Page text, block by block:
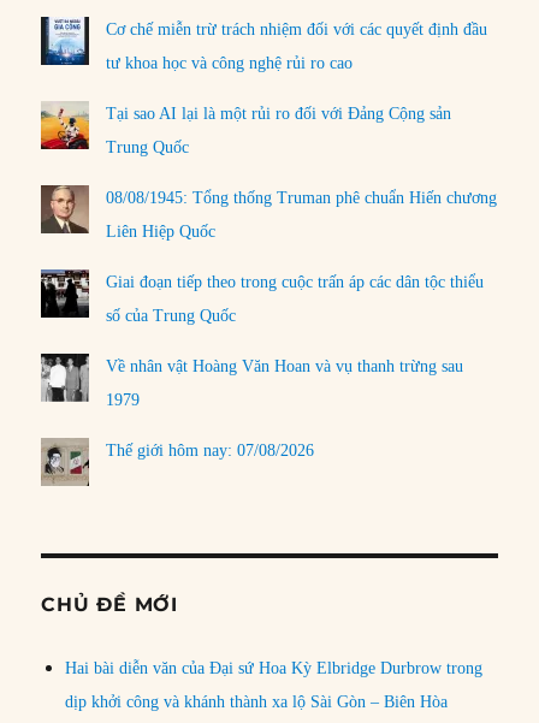
Cơ chế miễn trừ trách nhiệm đối với các quyết định đầu
tư khoa học và công nghệ rủi ro cao
Tại sao AI lại là một rủi ro đối với Đảng Cộng sản
Trung Quốc
08/08/1945: Tổng thống Truman phê chuẩn Hiến chương
Liên Hiệp Quốc
Giai đoạn tiếp theo trong cuộc trấn áp các dân tộc thiểu
số của Trung Quốc
Về nhân vật Hoàng Văn Hoan và vụ thanh trừng sau
1979
Thế giới hôm nay: 07/08/2026
CHỦ ĐỀ MỚI
Hai bài diễn văn của Đại sứ Hoa Kỳ Elbridge Durbrow trong
dịp khởi công và khánh thành xa lộ Sài Gòn – Biên Hòa